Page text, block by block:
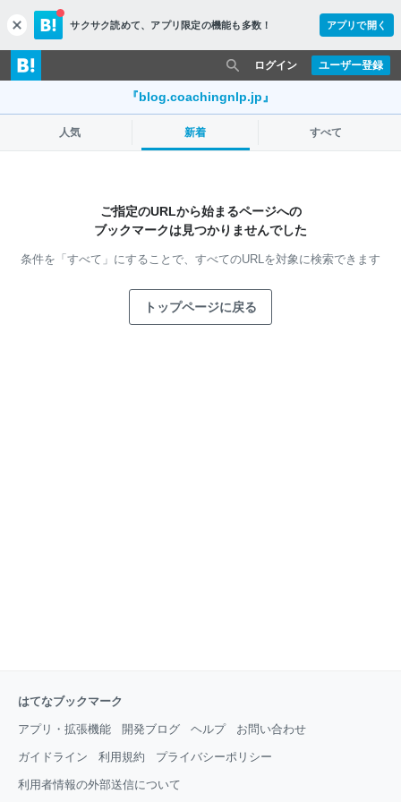
c
l
o
s
サクサク読めて、 アプリ限定の機能も多数！ アプリで開く
ユーザー登録
ログイン
『blog.coachingnlp.jp』
人気 新着 すべて
ご指定のURLから始まるページへの
ブックマークは見つかりませんでした
条件を「すべて」にすることで、 すべてのURLを対象に検索できます
トップページに戻る
はてなブックマーク
アプリ・拡張機能 開発ブログ ヘルプ お問い合わせ
ガイドライン 利用規約 プライバシーポリシー
利用者情報の外部送信について